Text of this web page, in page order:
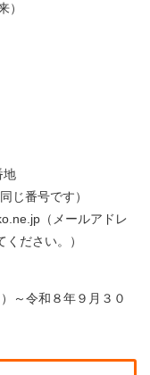
）
地
じ番号です）
（メールアドレ
ださい。）
～令和８年９月３０